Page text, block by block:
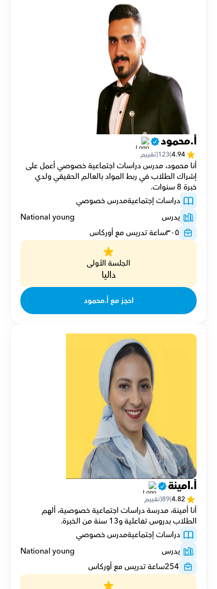
أ.محمود
4.94
(
123(تقييم
خبرة 8 سنوات.
دراسات إجتماعيةمدرس خصوصي
يدرس
National young
٣٠٥ساعة تدريس مع أوركاس
الجلسة الأولى
داليا
احجز مع أ.محمود
أ.امينة
4.82
(
89(تقييم
الطلاب بدروس تفاعلية و13 سنة من الخبرة.
دراسات إجتماعيةمدرس خصوصي
يدرس
National young
254ساعة تدريس مع أوركاس